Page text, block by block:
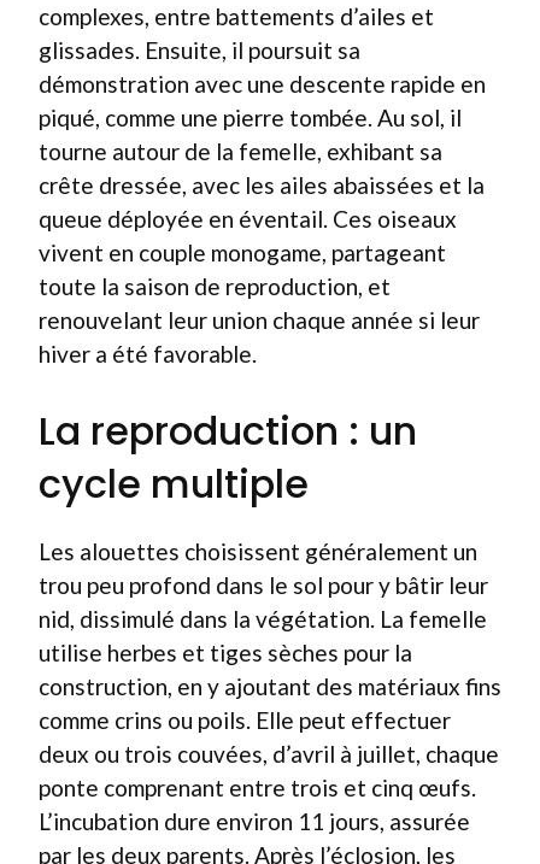
complexes, entre battements d’ailes et
glissades. Ensuite, il poursuit sa
démonstration avec une descente rapide en
piqué, comme une pierre tombée. Au sol, il
tourne autour de la femelle, exhibant sa
crête dressée, avec les ailes abaissées et la
queue déployée en éventail. Ces oiseaux
vivent en couple monogame, partageant
toute la saison de reproduction, et
renouvelant leur union chaque année si leur
hiver a été favorable.
La reproduction : un
cycle multiple
Les alouettes choisissent généralement un
trou peu profond dans le sol pour y bâtir leur
nid, dissimulé dans la végétation. La femelle
utilise herbes et tiges sèches pour la
construction, en y ajoutant des matériaux fins
comme crins ou poils. Elle peut effectuer
deux ou trois couvées, d’avril à juillet, chaque
ponte comprenant entre trois et cinq œufs.
L’incubation dure environ 11 jours, assurée
par les deux parents. Après l’éclosion, les